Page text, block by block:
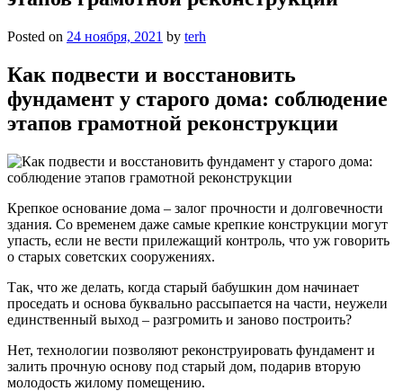
Posted on 24 ноября, 2021 by terh
Как подвести и восстановить
фундамент у старого дома: соблюдение
этапов грамотной реконструкции
Крепкое основание дома – залог прочности и долговечности
здания. Со временем даже самые крепкие конструкции могут
упасть, если не вести прилежащий контроль, что уж говорить
о старых советских сооружениях.
Так, что же делать, когда старый бабушкин дом начинает
проседать и основа буквально рассыпается на части, неужели
единственный выход – разгромить и заново построить?
Нет, технологии позволяют реконструировать фундамент и
залить прочную основу под старый дом, подарив вторую
молодость жилому помещению.